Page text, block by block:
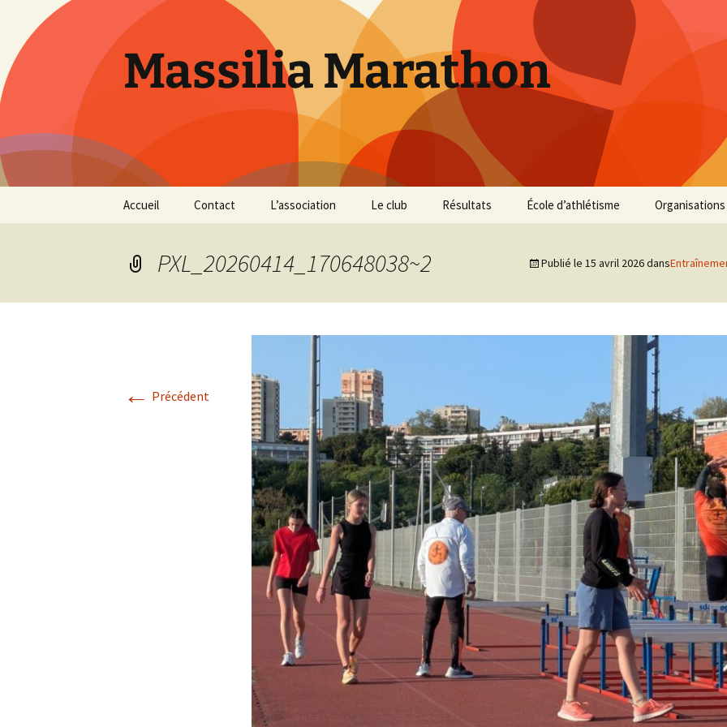
contenu
Massilia Marathon
Accueil Contact L’association
Les références
Le club Résultats
Courses 2021
Courses 2020
École d’athlétisme Organisations
PXL_20260414_170648038~2 Publié le 15 avril 2026dans
← Précédent